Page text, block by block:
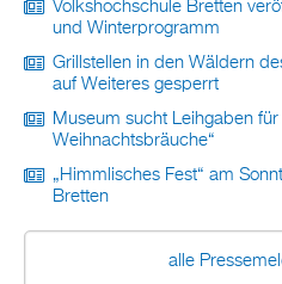
Volkshochschule Bretten
und Winterprogramm
Grillstellen in den Wäldern
auf Weiteres gesperrt
Museum sucht Leihgaben
Weihnachtsbräuche“
„Himmlisches Fest“ am
Bretten
alle